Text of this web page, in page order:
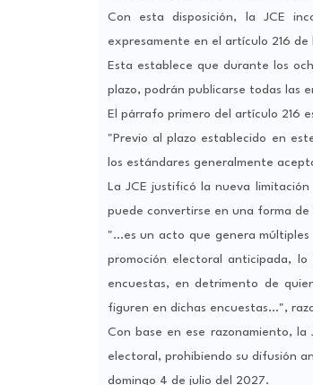
Con esta disposición, la JCE
expresamente en el artículo 216
Esta establece que durante los
plazo, podrán publicarse todas las
El párrafo primero del artículo 216
"Previo al plazo establecido en
los estándares generalmente
La JCE justificó la nueva
puede convertirse en una forma
"...es un acto que genera
promoción electoral anticipada,
encuestas, en detrimento de
figuren en dichas encuestas...",
Con base en ese razonamiento,
electoral, prohibiendo su difusión
domingo 4 de julio del 2027.